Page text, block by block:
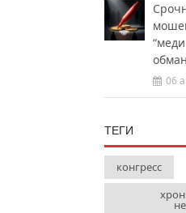
06
ТЕГИ
конгресс